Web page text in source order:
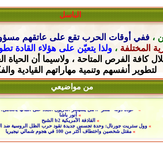
الباسل
، ففي أوقات الحرب تقع على عاتقهم
المختلفة ، ولذا يتعيّن على هؤلاء القادة
كافة الفرص المتاحة ، ولاسيما أن الحياة
لتطوير أنفسهم وتنمية مهاراتهم القيادية
من مواضيعي
"عودة دولة "هتلر".. هل يسيطر النازيون الجدد على ألمانيا بالكامل؟
»أنور باشا
القاذفة الأمريكية b2 الشبح
وول ستريت جورنال: وحدة تجسس جديدة تقود حرب الظل الروسية ضد
»مقتل شخصين واختطاف أكثر من 100 في هجوم شمالي نيجيريا